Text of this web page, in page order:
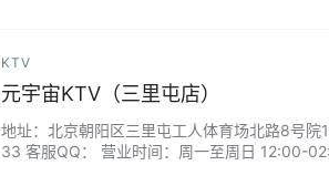
KTV
元宇宙KTV（三里屯店）
地址：北京朝阳区三里屯工人体育场北路8号
33 客服QQ： 营业时间：周一至周日 12:00-